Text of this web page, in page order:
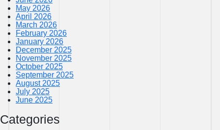
May 2026
April 2026
March 2026
February 2026
January 2026
December 2025
November 2025
October 2025
September 2025
August 2025
July 2025
June 2025
Categories